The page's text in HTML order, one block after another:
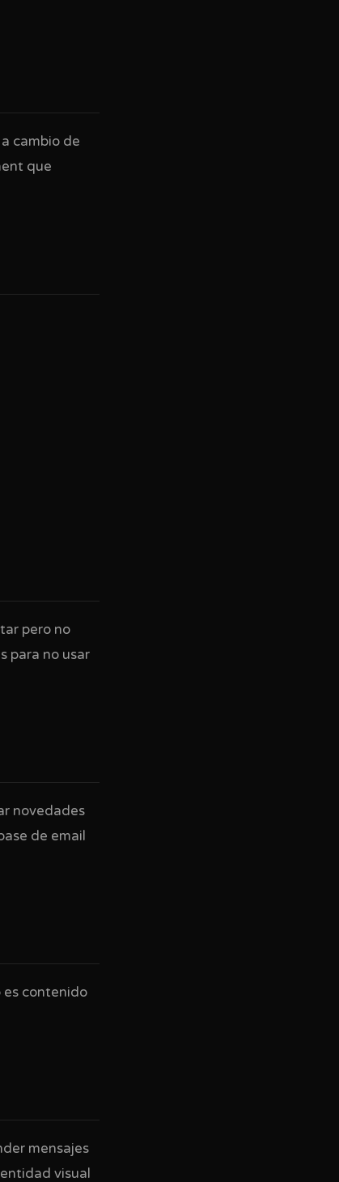
cambio de
que
pero no
para no usar
novedades
de email
es contenido
mensajes
visual